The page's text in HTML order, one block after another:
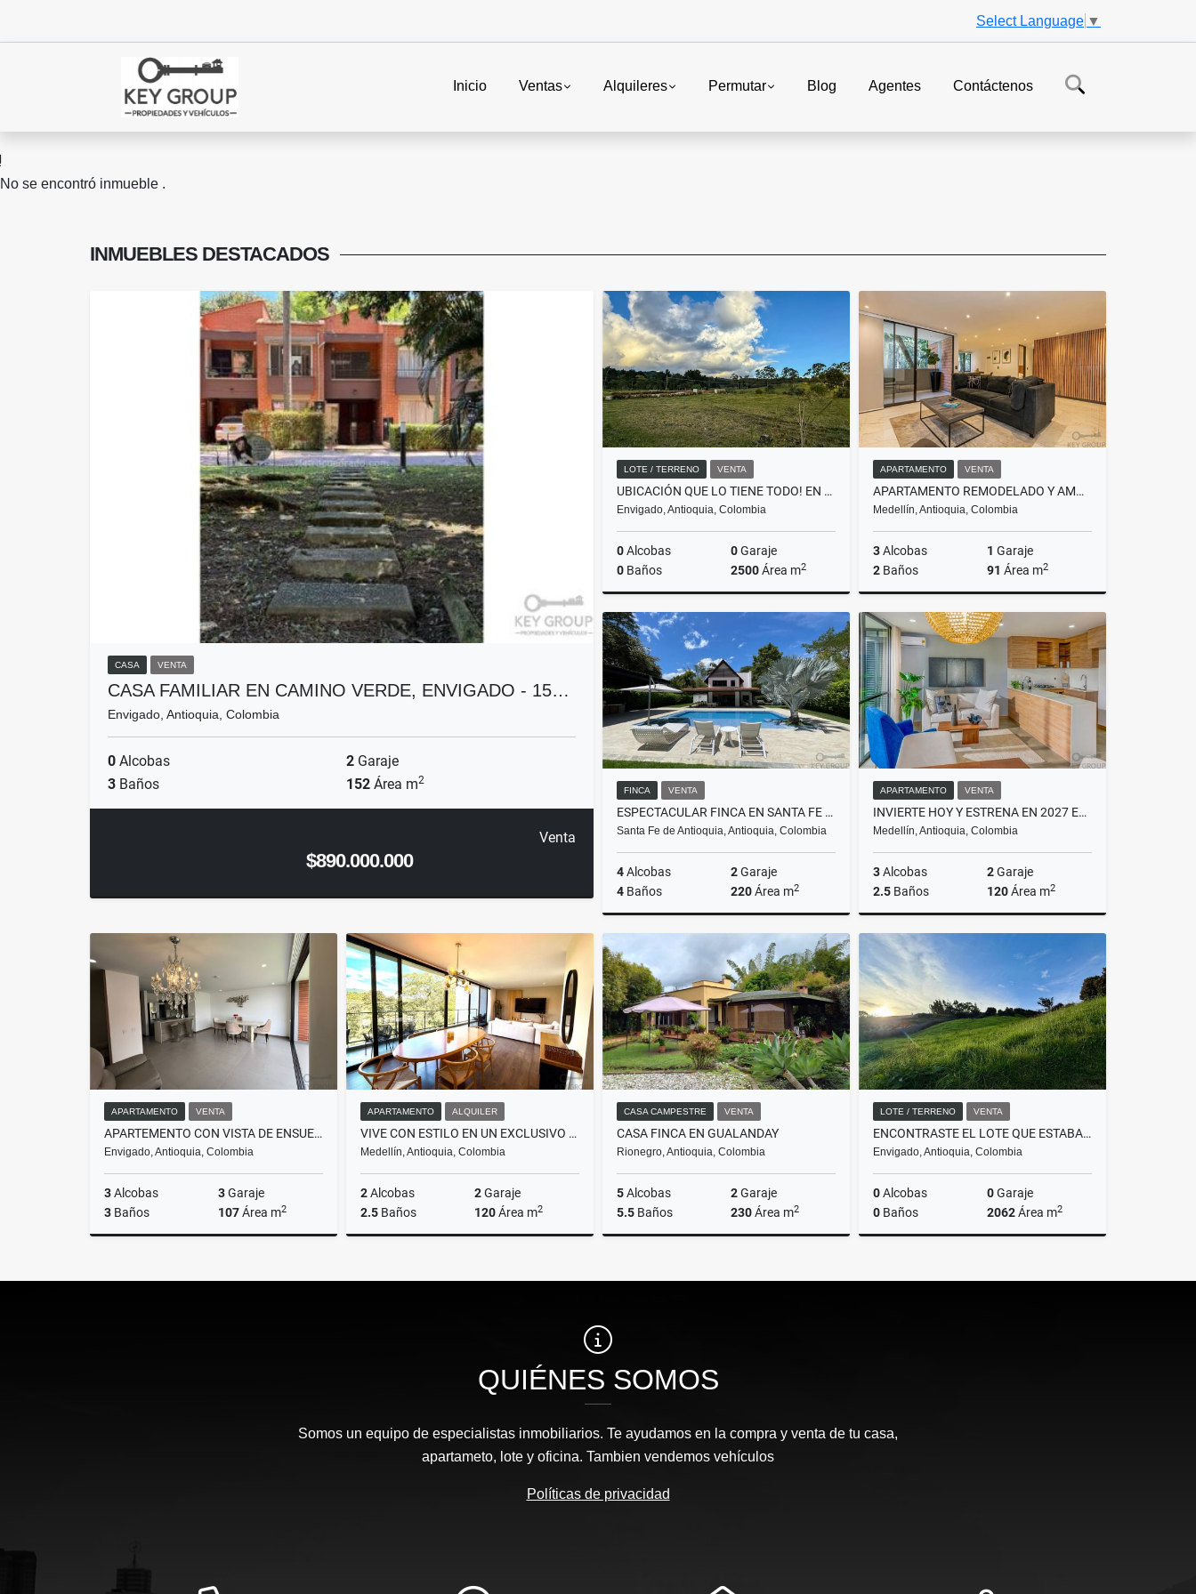
Select Language ▼
Inicio Ventas Alquileres Permutar Blog Agentes Contáctenos
No se encontró inmueble .
INMUEBLES DESTACADOS
CASA VENTA
CASA FAMILIAR EN CAMINO VERDE, ENVIGADO - 15…
Envigado, Antioquia, Colombia
0 Alcobas 2 Garaje
3 Baños 152 Área m2
Venta
$890.000.000
LOTE / TERRENO VENTA
UBICACIÓN QUE LO TIENE TODO! EN ALTO DE LAS PALMAS
Envigado, Antioquia, Colombia
0Alcobas 0Garaje
0 Baños 2500Área m2
Venta
$1.350.000.000
APARTAMENTO VENTA
APARTAMENTO REMODELADO Y AMOBLADO EN PROVENZA
Medellín, Antioquia, Colombia
3Alcobas 1 Garaje
2 Baños 91 Área m2
$780.000.000
FINCA VENTA
ESPECTACULAR FINCA EN SANTA FE DE ANTIOQUIA
Santa Fe de Antioquia, Antioquia, Colombia
4Alcobas 2Garaje
4 Baños 220Área m2
Venta
$2.490.000.000
APARTAMENTO VENTA
INVIERTE HOY Y ESTRENA EN 2027 EN CIUDAD DEL RÍO
Medellín, Antioquia, Colombia
3Alcobas 2Garaje
2.5 Baños 120Área m2
$1.099.000.000
APARTAMENTO VENTA
APARTEMENTO CON VISTA DE ENSUEÑO
Envigado, Antioquia, Colombia
3Alcobas 3Garaje
3 Baños 107Área m2
$990.000.000
APARTAMENTO ALQUILER
VIVE CON ESTILO EN UN EXCLUSIVO DÚPLEX AMOBLADO
Medellín, Antioquia, Colombia
2Alcobas 2Garaje
2.5 Baños 120Área m2
$9.500.000
CASA CAMPESTRE VENTA
CASA FINCA EN GUALANDAY
Rionegro, Antioquia, Colombia
5Alcobas 2Garaje
5.5 Baños 230Área m2
$1.690.000.000
LOTE / TERRENO VENTA
ENCONTRASTE EL LOTE QUE ESTABAS BUSCANDO
Envigado, Antioquia, Colombia
0Alcobas 0Garaje
0 Baños 2062Área m2
$1.200.000.000
QUIÉNES SOMOS
Somos un equipo de especialistas inmobiliarios. Te ayudamos en la compra y venta de tu casa,
apartameto, lote y oficina. Tambien vendemos vehículos
Políticas de privacidad